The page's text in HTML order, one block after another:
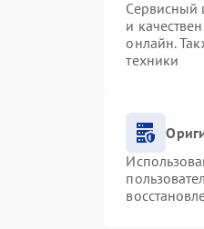
Сервисный
и
онлайн.
техники